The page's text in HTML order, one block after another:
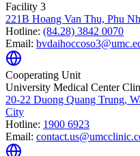
Facility 3
221B Hoang Van Thu, Phu
Hotline: (84.28) 3842 0070
Email:
Cooperating Unit
University Medical Center
20-22 Duong Quang Trung,
City
Hotline: 1900 6923
Email: